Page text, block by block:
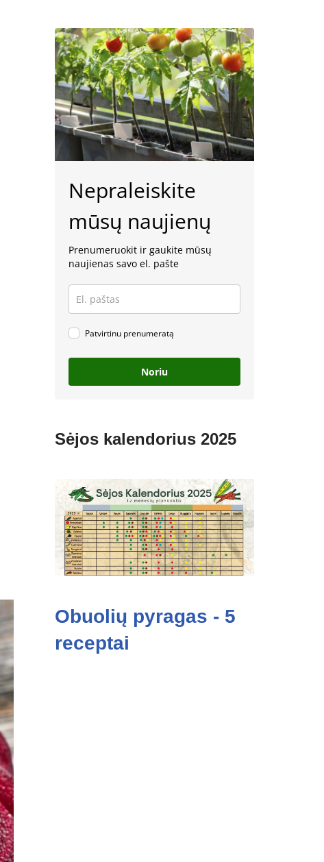
Nepraleiskite
mūsų naujienų
Prenumeruokit ir gaukite mūsų
naujienas savo el. pašte
Patvirtinu prenumeratą
Noriu
Sėjos kalendorius 2025
Obuolių pyragas - 5
receptai